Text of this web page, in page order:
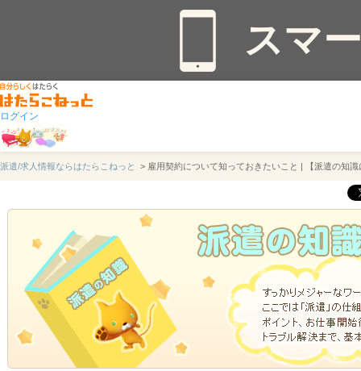
スマ
ログイン
派遣/求人情報ならはたらこねっと > 雇用契約について知っておきたいこと | 【派遣の知